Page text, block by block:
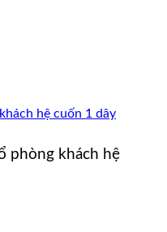
hệ cuốn 1 dây
phòng khách hệ